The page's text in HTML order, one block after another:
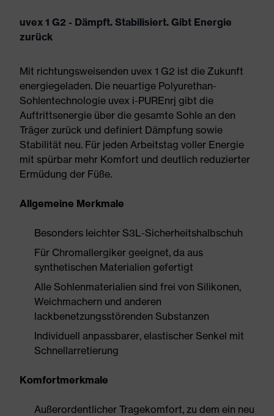
uvex 1 G2 - Dämpft. Stabilisiert. Gibt Energie
zurück
Mit richtungsweisenden uvex 1 G2 ist die Zukunft
energiegeladen. Die neuartige Polyurethan-
Sohlentechnologie uvex i-PUREnrj gibt die
Auftrittsenergie über die gesamte Sohle an den
Träger zurück und definiert Dämpfung sowie
Stabilität neu. Für jeden Arbeitstag voller Energie
mit spürbar mehr Komfort und deutlich reduzierter
Ermüdung der Füße.
Allgemeine Merkmale
Besonders leichter S3L-Sicherheitshalbschuh
Für Chromallergiker geeignet, da aus
synthetischen Materialien gefertigt
Alle Sohlenmaterialien sind frei von Silikonen,
Weichmachern und anderen
lackbenetzungsstörenden Substanzen
Individuell anpassbarer, elastischer Senkel mit
Schnellarretierung
Komfortmerkmale
Außerordentlicher Tragekomfort, zu dem ein neu